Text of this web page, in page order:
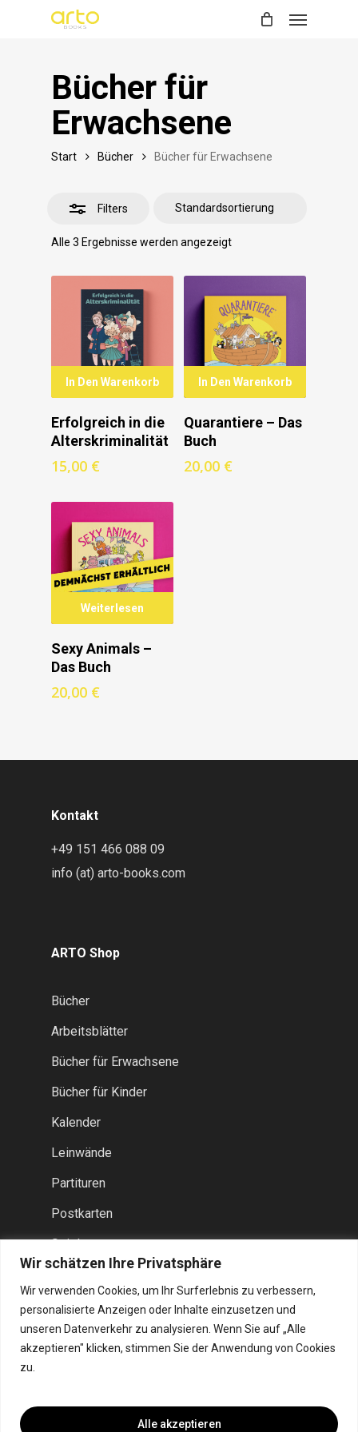
Wir schätzen Ihre Privatsphäre
Wir verwenden Cookies, um Ihr Surferlebnis zu verbessern,
personalisierte Anzeigen oder Inhalte einzusetzen und
unseren Datenverkehr zu analysieren. Wenn Sie auf „Alle
akzeptieren" klicken, stimmen Sie der Anwendung von Cookies
zu.
Alle akzeptieren
Bücher für
Erwachsene
Start Bücher Bücher für Erwachsene
Filters
Alle 3 Ergebnisse werden angezeigt
In Den Warenkorb
Erfolgreich in die
Alterskriminalität
15,00 €
In Den Warenkorb
Quarantiere – Das
Buch
20,00 €
Weiterlesen
Sexy Animals –
Das Buch
20,00 €
Kontakt
+49 151 466 088 09
info (at) arto-books.com
ARTO Shop
Bücher
Arbeitsblätter
Bücher für Erwachsene
Bücher für Kinder
Kalender
Leinwände
Partituren
Postkarten
Spiele
Werkblaadjes